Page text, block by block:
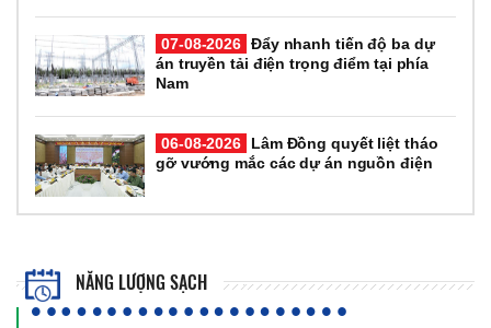
07-08-2026 Đẩy nhanh tiến độ ba dự
án truyền tải điện trọng điểm tại phía
Nam
06-08-2026
Lâm Đồng quyết liệt tháo
gỡ vướng mắc các dự án nguồn điện
NĂNG LƯỢNG SẠCH